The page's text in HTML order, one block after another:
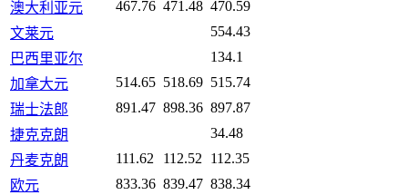
澳大利亚元 467.76 471.48 470.59
文莱元
554.43
巴西里亚尔
134.1
加拿大元
514.65 518.69 515.74
瑞士法郎
891.47 898.36 897.87
捷克克朗
34.48
丹麦克朗
111.62 112.52
112.35
欧元
833.36 839.47 838.34